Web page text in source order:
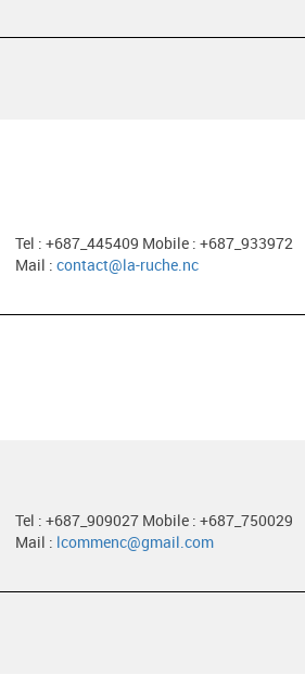
Tel : +687_445409 Mobile : +687_933972
Mail : contact@la-ruche.nc
Tel : +687_909027 Mobile : +687_750029
Mail : lcommenc@gmail.com